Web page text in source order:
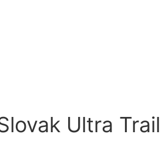
Ultra Trail